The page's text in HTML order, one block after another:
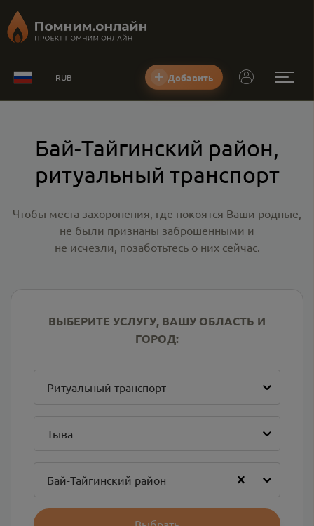
RUB Добавить
Бай-Тайгинский район,
ритуальный транспорт
Чтобы места захоронения, где покоятся Ваши родные,
не были признаны заброшенными и
не исчезли, позаботьтесь о них сейчас.
ВЫБЕРИТЕ УСЛУГУ, ВАШУ ОБЛАСТЬ И
ГОРОД:
Ритуальный транспорт
Тыва
Бай-Тайгинский район